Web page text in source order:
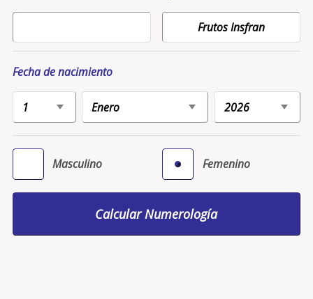
Fecha de nacimiento
Masculino Femenino